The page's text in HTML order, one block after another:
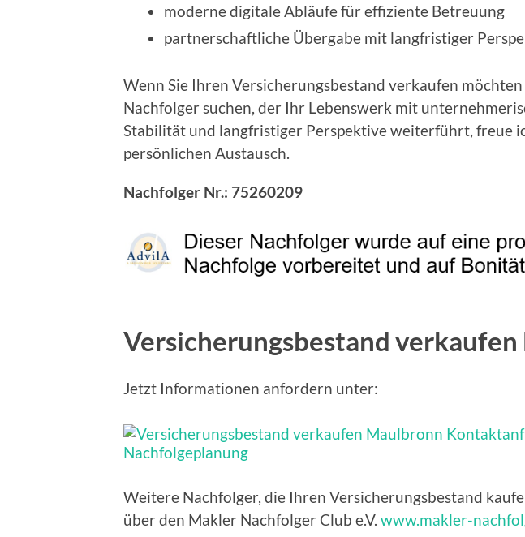
moderne digitale Abläufe für effiziente Betreuung
partnerschaftliche Übergabe mit langfristiger
Wenn Sie Ihren Versicherungsbestand verkaufen
Nachfolger suchen, der Ihr Lebenswerk mit
Stabilität und langfristiger Perspektive weiterführt, freue
persönlichen Austausch.
Nachfolger Nr.: 75260209
Versicherungsbestand
Jetzt Informationen anfordern unter:
Weitere Nachfolger, die Ihren Versicherungsbestand
über den Makler Nachfolger Club e.V. www.makler-